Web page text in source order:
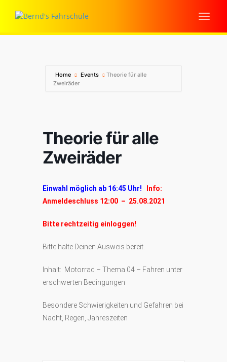
Home Events
Theorie für alle
Zweiräder
Theorie für alle
Zweiräder
Einwahl möglich ab 16:45 Uhr!
Info:
Anmeldeschluss 12:00 – 25.08.2021
Bitte rechtzeitig einloggen!
Bitte halte Deinen Ausweis bereit.
Inhalt: Motorrad – Thema 04 – Fahren unter
erschwerten Bedingungen
Besondere Schwierigkeiten und Gefahren bei
Nacht, Regen, Jahreszeiten